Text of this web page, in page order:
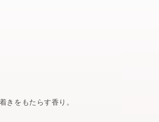
をもたらす香り。